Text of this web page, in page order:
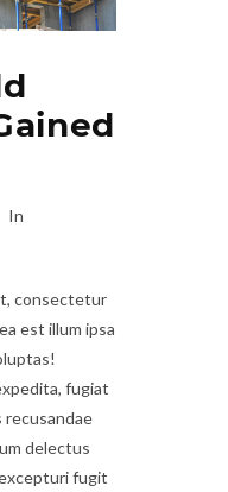
In
consectetur
est illum ipsa
fugiat
recusandae
delectus
fugit